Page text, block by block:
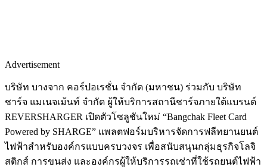
Advertisement
บริษัท บางจาก คอร์ปอเรชั่น จำกัด (มหาชน) ร่วมกับ บริษัท
ชาร์จ แมเนจเม้นท์ จำกัด ผู้ให้บริการสถานีชาร์จภายใต้แบรนด์
REVERSHARGER เปิดตัวโซลูชันใหม่ “Bangchak Fleet Card
Powered by SHARGE” แพลตฟอร์มบริหารจัดการฟลีทยานยนต์
ไฟฟ้าสำหรับองค์กรแบบครบวงจร เพื่อสนับสนุนกลุ่มธุรกิจโลจิ
สติกส์ การขนส่ง และองค์กรผู้ให้บริการรถเช่าที่ใช้รถยนต์ไฟฟ้า